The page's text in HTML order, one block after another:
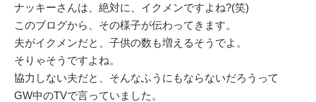
ナッキーさんは、絶対に、イクメンですよね?(笑)
このブログから、その様子が伝わってきます。
夫がイクメンだと、子供の数も増えるそうでよ。
そりゃそうですよね。
協力しない夫だと、そんなふうにもならないだろうって
GW中のTVで言っていました。